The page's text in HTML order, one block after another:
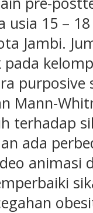
usia 15 –
Jambi.
pada
Mann-
terhadap
ada
animasi